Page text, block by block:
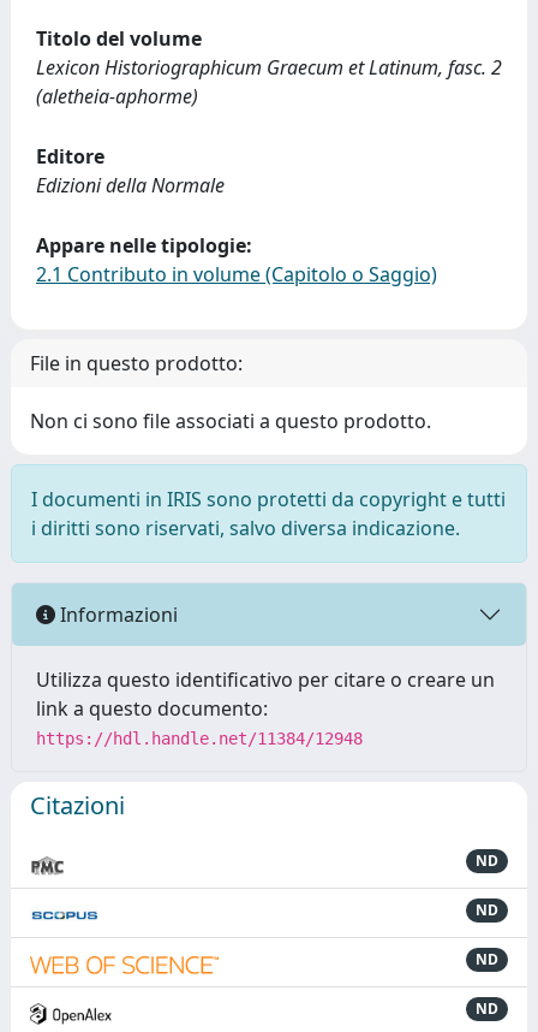
Titolo del volume
Lexicon Historiographicum Graecum et Latinum, fasc. 2
(aletheia-aphorme)
Editore
Edizioni della Normale
Appare nelle tipologie:
2.1 Contributo in volume (Capitolo o Saggio)
File in questo prodotto:
Non ci sono file associati a questo prodotto.
I documenti in IRIS sono protetti da copyright e tutti
i diritti sono riservati, salvo diversa indicazione.
Informazioni
Utilizza questo identificativo per citare o creare un
link a questo documento:
https://hdl.handle.net/11384/12948
Citazioni
ND
ND
ND
ND